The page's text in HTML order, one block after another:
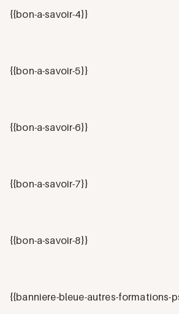
{{bon-a-savoir-4}}
{{bon-a-savoir-5}}
{{bon-a-savoir-6}}
{{bon-a-savoir-7}}
{{bon-a-savoir-8}}
{{banniere-bleue-autres-formations-